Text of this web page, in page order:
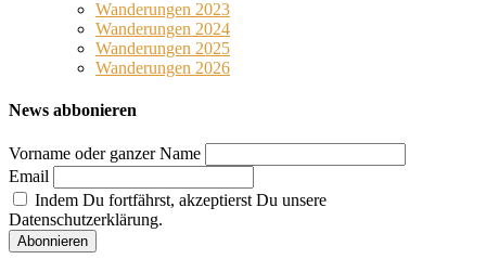
Wanderungen 2023
Wanderungen 2024
Wanderungen 2025
Wanderungen 2026
News abbonieren
Vorname oder ganzer Name
Email
Indem Du fortfährst, akzeptierst Du unsere
Datenschutzerklärung.